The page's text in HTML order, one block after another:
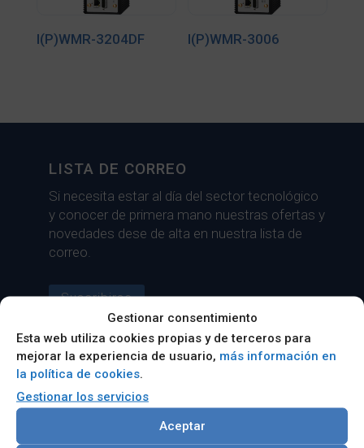
Gestionar consentimiento
Esta web utiliza cookies propias y de terceros para
mejorar la experiencia de usuario, más información en
la política de cookies.
Gestionar los servicios
Aceptar
I(P)WMR-3204DF I(P)WMR-3006
LISTA DE CORREO
Si necesita estar al día del sector tecnológico
y conocer de primera mano nuestras ofertas y
novedades dese de alta en nuestra lista de
correo.
Suscribirse
¿NECESITA AYUDA?
Si va a acometer un proyecto tecnológico,